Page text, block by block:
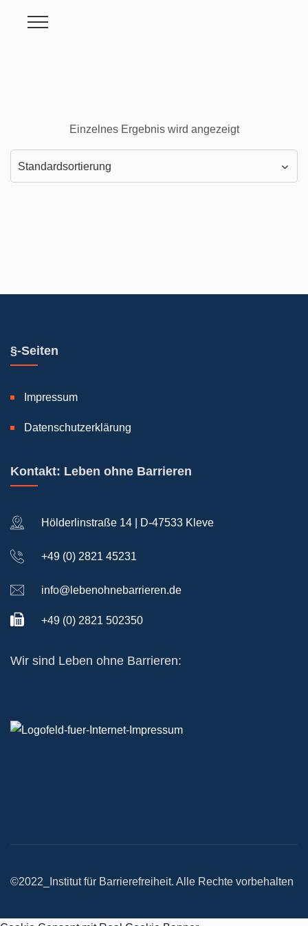
Einzelnes Ergebnis wird angezeigt
§-Seiten
Impressum
Datenschutzerklärung
Kontakt: Leben ohne Barrieren
Hölderlinstraße 14 | D-47533 Kleve
+49 (0) 2821 45231
info@lebenohnebarrieren.de
+49 (0) 2821 502350
Wir sind Leben ohne Barrieren:
©2022_Institut für Barrierefreiheit. Alle Rechte vorbehalten